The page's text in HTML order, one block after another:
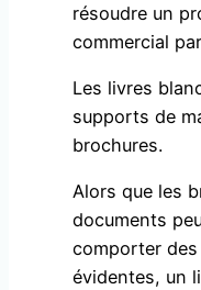
résoudre un
commercial
Les livres
supports de
brochures.
Alors que les
documents
comporter
évidentes, un